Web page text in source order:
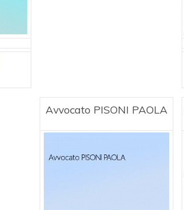
Avvocato PISONI PAOLA